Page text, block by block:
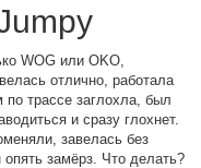
WOG или OKO,
отлично, работала
трассе заглохла, был
и сразу глохнет.
завелась без
замёрз. Что делать?